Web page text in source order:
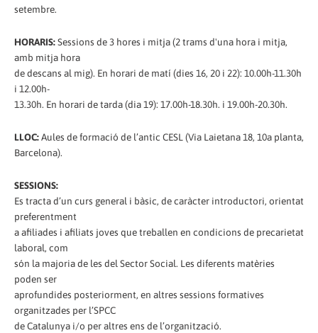
setembre.
HORARIS:Sessions de 3 hores i mitja (2 trams d'una hora i mitja,
amb mitja hora
de descans al mig). En horari de matí (dies 16, 20 i 22): 10.00h-11.30h
i 12.00h-
13.30h. En horari de tarda (dia 19): 17.00h-18.30h. i 19.00h-20.30h.
LLOC:Aules de formació de l’antic CESL (Via Laietana 18, 10a planta,
Barcelona).
SESSIONS:
Es tracta d’un curs general i bàsic, de caràcter introductori, orientat
preferentment
a afiliades i afiliats joves que treballen en condicions de precarietat
laboral, com
són la majoria de les del Sector Social. Les diferents matèries
poden ser
aprofundides posteriorment, en altres sessions formatives
organitzades per l’SPCC
de Catalunya i/o per altres ens de l’organització.